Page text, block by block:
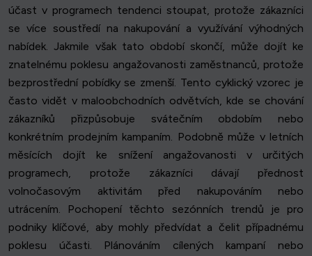
účast v programech tendenci stoupat, protože zákazníci
se více soustředí na nakupování a využívání výhodných
nabídek. Jakmile však tato období skončí, může dojít ke
znatelnému poklesu angažovanosti zaměstnanců, protože
bezprostřední pobídky se zmenší. Tento cyklický vzorec je
často vidět v maloobchodních odvětvích, kde se chování
zákazníků přizpůsobuje svátečním obdobím nebo
konkrétním prodejním kampaním. Podobně může v letních
měsících dojít ke snížení angažovanosti v určitých
programech, protože zákazníci dávají přednost
volnočasovým aktivitám před nakupováním nebo
utrácením. Pochopení těchto sezónních trendů je pro
podniky klíčové, aby mohly předvídat a čelit případnému
poklesu účasti. Plánováním cílených kampaní nebo